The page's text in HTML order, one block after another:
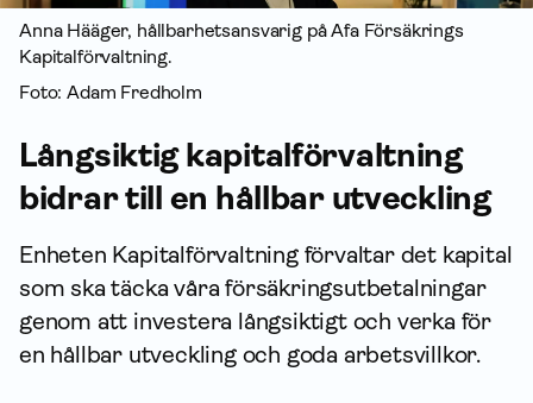
Anna Hääger, hållbarhetsansvarig på Afa Försäkrings
Kapital­förvaltning.
Foto: Adam Fredholm
Långsiktig kapital­förvaltning
bidrar till en hållbar utveckling
Enheten Kapital­förvaltning förvaltar det kapital
som ska täcka våra försäkringsutbetalningar
genom att investera långsiktigt och verka för
en hållbar utveckling och goda arbetsvillkor.